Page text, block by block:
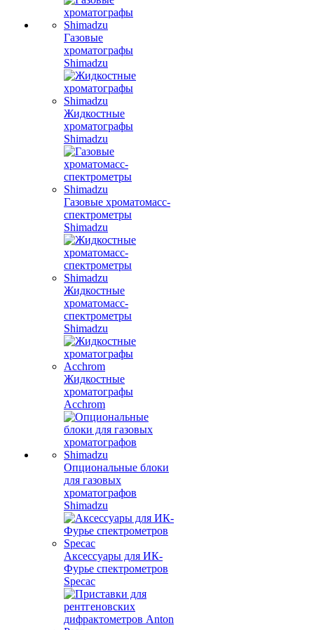
Газовые
хроматографы
Shimadzu
Жидкостные
хроматографы
Shimadzu
Газовые хроматомасс-
спектрометры
Shimadzu
Жидкостные
хроматомасс-
спектрометры
Shimadzu
Жидкостные
хроматографы
Acchrom
Опциональные блоки
для газовых
хроматографов
Shimadzu
Аксессуары для ИК-
Фурье спектрометров
Specac